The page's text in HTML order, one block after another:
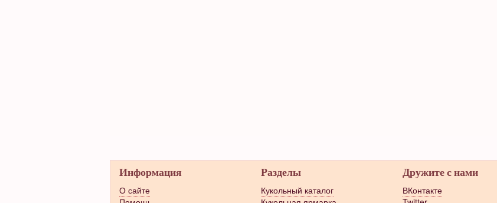
Информация
О сайте
Разделы
Кукольный каталог
Дружите с нами
ВКонтакте